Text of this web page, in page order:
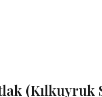
(Kılkuyruk